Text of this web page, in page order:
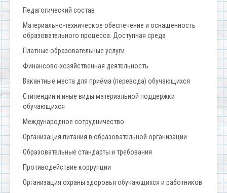
Педагогический состав
Материально-техническое обеспечение и оснащенность
образовательного процесса. Доступная среда
Платные образовательные услуги
Финансово-хозяйственная деятельность
Вакантные места для приёма (перевода) обучающихся
Стипендии и иные виды материальной поддержки
обучающихся
Международное сотрудничество
Организация питания в образовательной организации
Образовательные стандарты и требования
Противодействие коррупции
Организация охраны здоровья обучающихся и работников